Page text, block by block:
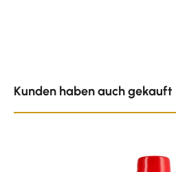
Kunden haben auch gekauft